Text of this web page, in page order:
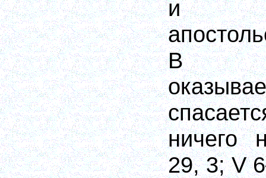
и
В
ничего
29, 3; V